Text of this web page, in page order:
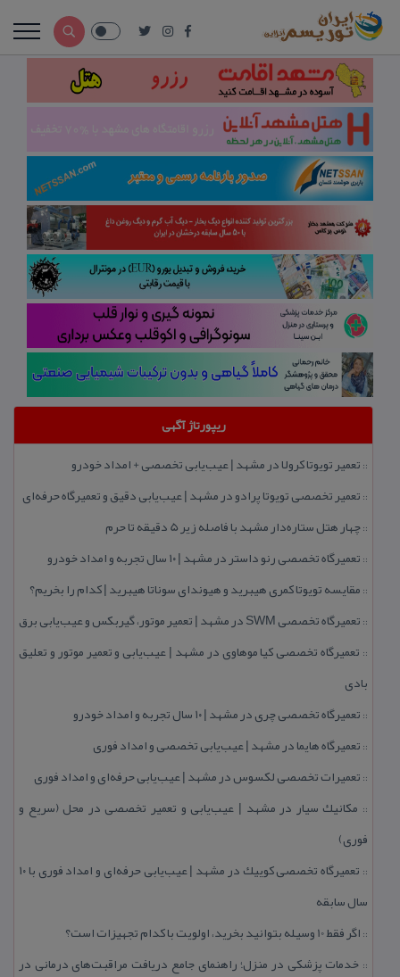
ریپورتاژ آگهی
:: تعمیر تویوتا كرولا در مشهد | عیب‌یابی تخصصی + امداد خودرو
:: تعمیر تخصصی تویوتا پرادو در مشهد | عیب‌یابی دقیق و تعمیرگاه حرفه‌ای
::چهار هتل‌ ستاره‌دار مشهد با فاصله زیر 5 دقیقه تا حرم
:: تعمیرگاه تخصصی رنو داستر در مشهد | ۱۰ سال تجربه و امداد خودرو
:: مقایسه تویوتا كمری هیبرید و هیوندای سوناتا هیبرید | كدام را بخریم؟
:: تعمیرگاه تخصصی SWM در مشهد | تعمیر موتور، گیربكس و عیب‌یابی برق
:: تعمیرگاه تخصصی كیا موهاوی در مشهد | عیب‌یابی و تعمیر موتور و تعلیق
بادی
:: تعمیرگاه تخصصی چری در مشهد | ۱۰ سال تجربه و امداد خودرو
:: تعمیرگاه هایما در مشهد | عیب‌یابی تخصصی و امداد فوری
:: تعمیرات تخصصی لكسوس در مشهد | عیب‌یابی حرفه‌ای و امداد فوری
:: مكانیك سیار در مشهد | عیب‌یابی و تعمیر تخصصی در محل (سریع و
فوری)
::
تعمیرگاه تخصصی كوییك در مشهد | عیب‌یابی حرفه‌ای و امداد فوری با ۱۰
سال سابقه
:: اگر فقط 10 وسیله بتوانید بخرید، اولویت با كدام تجهیزات است؟
:: خدمات پزشكی در منزل؛ راهنمای جامع دریافت مراقبت‌های درمانی در